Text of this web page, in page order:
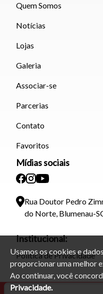
Usamos os cookies e
proporcionar uma melhor
Ao continuar, você
Privacidade.
Quem Somos
Notícias
Lojas
Galeria
Associar-se
Parcerias
Contato
Favoritos
Mídias sociais
Rua Doutor Pedro
do Norte, Blumenau-
Institucional:
Política de Privacidade